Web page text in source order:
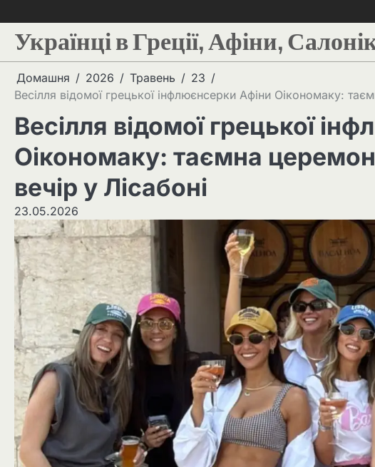
Українці в Греції, Афіни,
Домашня 2026 Травень
23
Весілля відомої грецької інфлюєнсерки Афіни Оікономаку:
Весілля відомої грецької
Оікономаку: таємна
вечір у Лісабоні
23.05.2026